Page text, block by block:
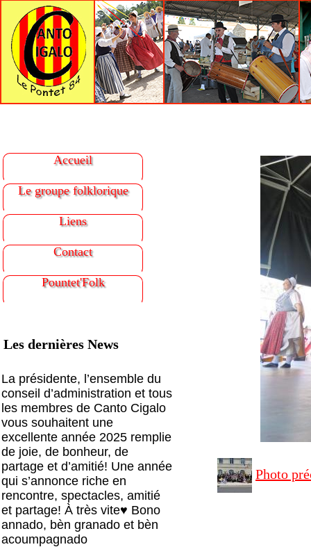
Accueil
Le groupe folklorique
Liens
Contact
Pountet'Folk
Les dernières News
La présidente, l’ensemble du
conseil d’administration et tous
les membres de Canto Cigalo
vous souhaitent une
excellente année 2025 remplie
de joie, de bonheur, de
partage et d’amitié! Une année
qui s’annonce riche en
rencontre, spectacles, amitié
et partage! À très vite♥️ Bono
annado, bèn granado et bèn
acoumpagnado
Photo